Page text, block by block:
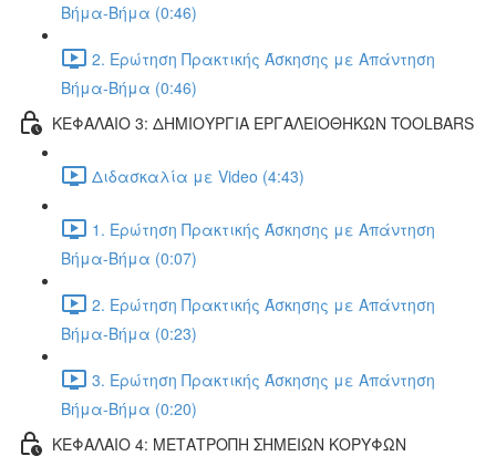
Βήμα-Βήμα (0:46)
2. Ερώτηση Πρακτικής Άσκησης με Απάντηση
Βήμα-Βήμα (0:46)
ΚΕΦΑΛΑΙΟ 3: ΔΗΜΙΟΥΡΓΙΑ ΕΡΓΑΛΕΙΟΘΗΚΩΝ TOOLBARS
Διδασκαλία με Video (4:43)
1. Ερώτηση Πρακτικής Άσκησης με Απάντηση
Βήμα-Βήμα (0:07)
2. Ερώτηση Πρακτικής Άσκησης με Απάντηση
Βήμα-Βήμα (0:23)
3. Ερώτηση Πρακτικής Άσκησης με Απάντηση
Βήμα-Βήμα (0:20)
ΚΕΦΑΛΑΙΟ 4: ΜΕΤΑΤΡΟΠΗ ΣΗΜΕΙΩΝ ΚΟΡΥΦΩΝ